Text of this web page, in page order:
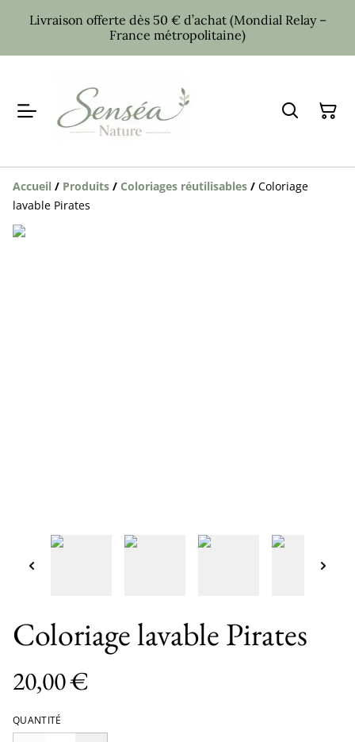
Livraison offerte dès 50 € d’achat (Mondial Relay –
France métropolitaine)
Accueil / Produits / Coloriages réutilisables / Coloriage
lavable Pirates
Coloriage lavable Pirates
20,00 €
QUANTITÉ